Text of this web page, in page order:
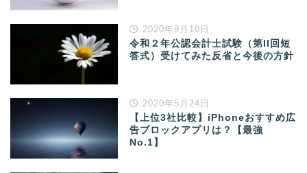
2020年9月10日
令和２年公認会計士試験（第II回短
答式）受けてみた反省と今後の方針
2020年5月24日
【上位3社比較】iPhoneおすすめ広
告ブロックアプリは？【最強
No.1】